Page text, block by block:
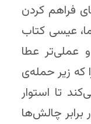
فراهم کردن
عیسی کتاب
عملی‌تر عطا
زیر حمله‌ی
تا استوار
برابر چالش‌ها